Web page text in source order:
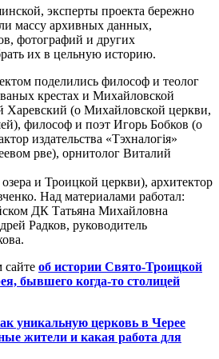
эксперты проекта бережно
массу архивных данных,
фотографий и других
их в цельную историю.
поделились философ и теолог
крестах и Михайловской
Харевский (о Михайловской церкви,
философ и поэт Игорь Бобков (о
издательства «Тэхналогія»
рве), орнитолог Виталий
и Троицкой церкви), архитектор
Над материалами работал:
ДК Татьяна Михайловна
Радков, руководитель
сайте об истории Свято-Троицкой
бывшего когда-то столицей
уникальную церковь в Черее
жители и какая работа для